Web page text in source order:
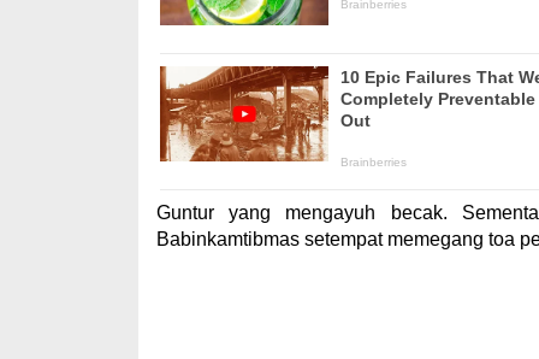
Guntur yang mengayuh becak.
Babinkamtibmas setempat memegang toa